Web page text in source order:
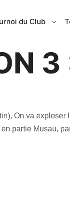
du Club
3
On va exploser
partie Musau,